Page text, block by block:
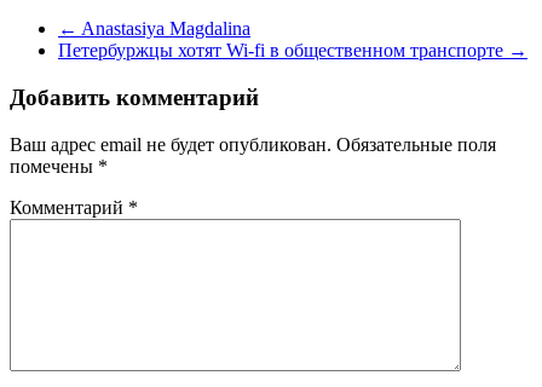
← Anastasiya Magdalina
Петербуржцы хотят Wi-fi в общественном транспорте →
Добавить комментарий
Ваш адрес email не будет опубликован. Обязательные поля
помечены *
Комментарий *